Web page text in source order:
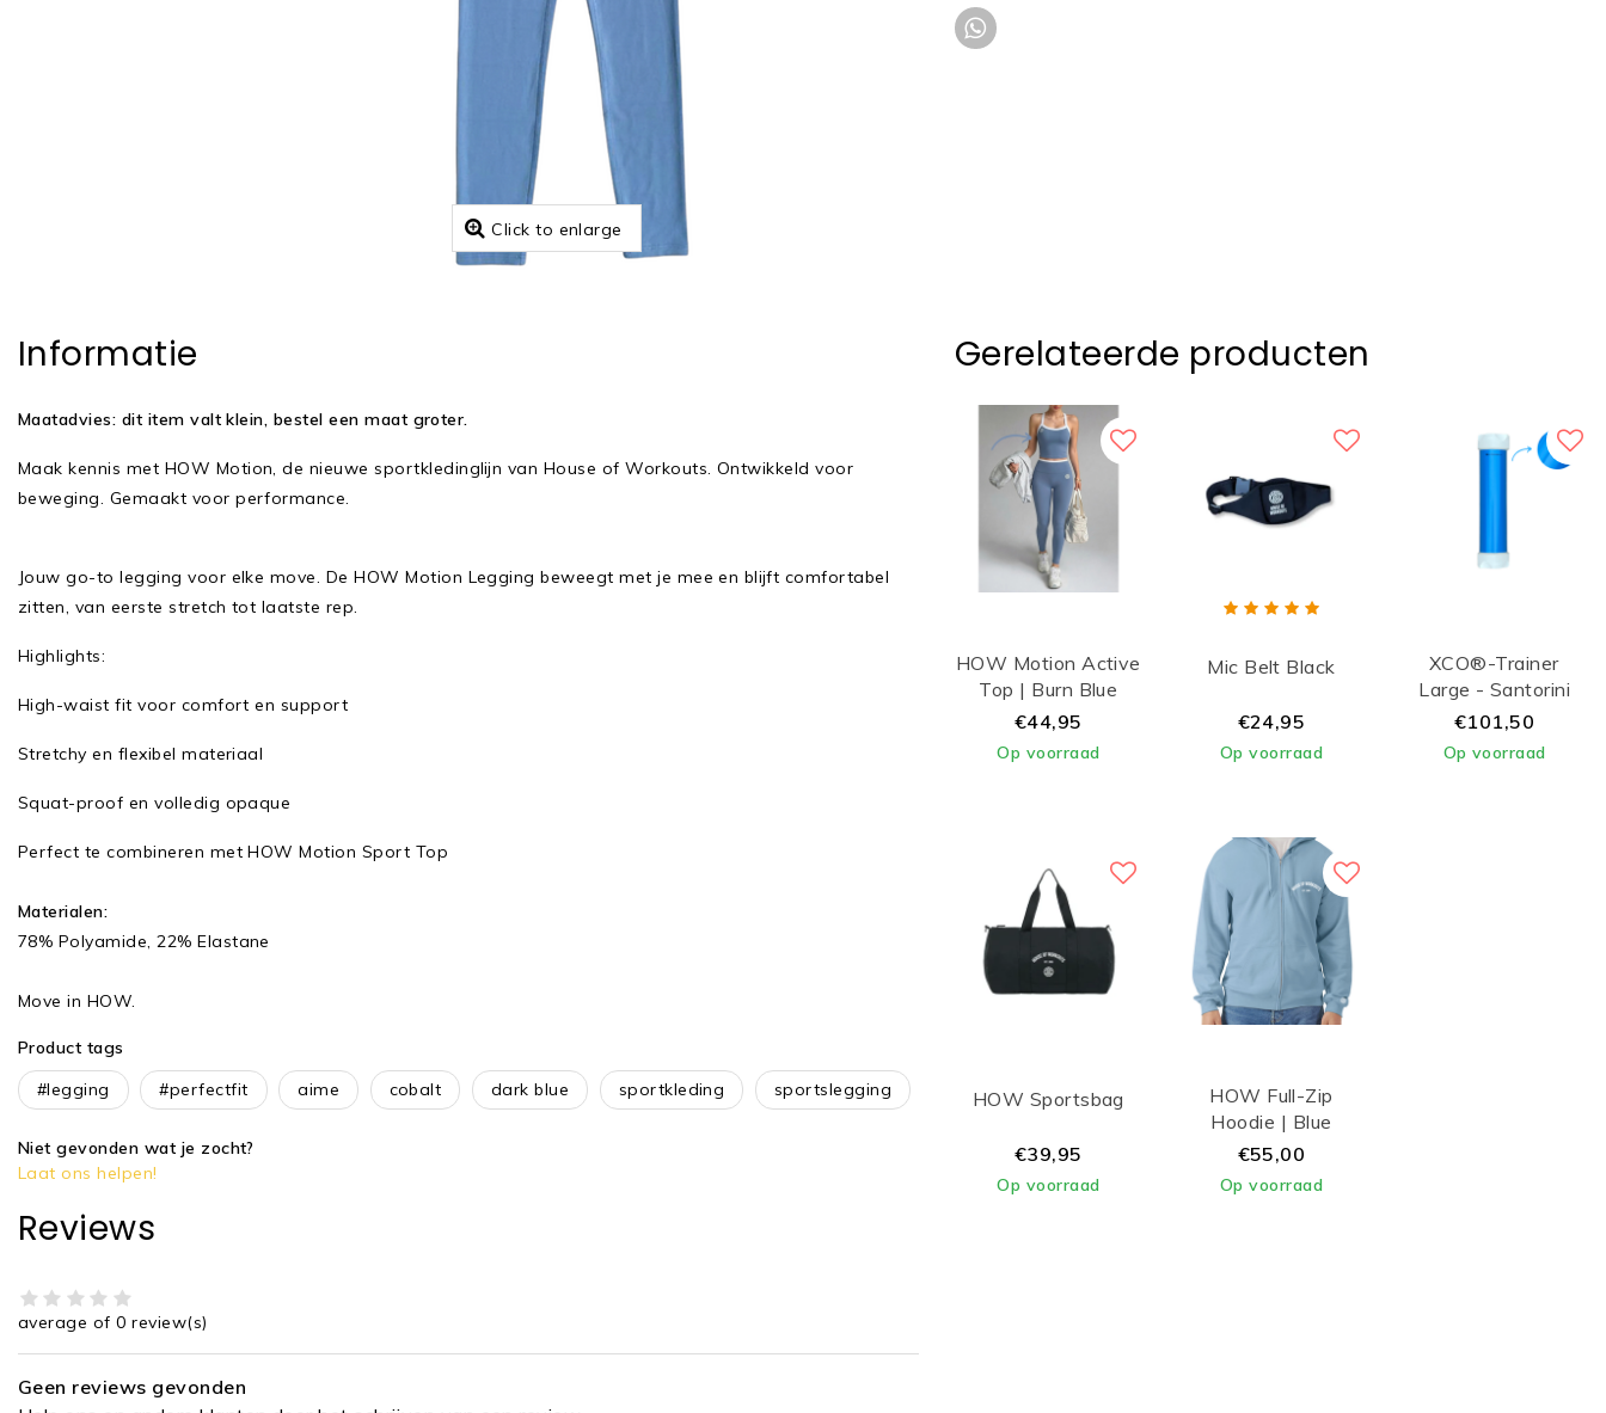
Click to enlarge
Informatie
Maatadvies: dit item valt klein, bestel een maat groter.
Maak kennis met HOW Motion, de nieuwe sportkledinglijn van House of Workouts. Ontwikkeld voor
beweging. Gemaakt voor performance.
Jouw go-to legging voor elke move. De HOW Motion Legging beweegt met je mee en blijft comfortabel
zitten, van eerste stretch tot laatste rep.
Highlights:
High-waist fit voor comfort en support
Stretchy en flexibel materiaal
Squat-proof en volledig opaque
Perfect te combineren met HOW Motion Sport Top
Materialen:
78% Polyamide, 22% Elastane
Move in HOW.
Product tags
#legging
#perfectfit aime cobalt dark blue sportkleding sportslegging
Niet gevonden wat je zocht?
Laat ons helpen!
Reviews
average of 0 review(s)
Geen reviews gevonden
Gerelateerde producten
HOW Motion Active
Top | Burn Blue
€44,95
Op voorraad
Mic Belt Black
€24,95
Op voorraad
XCO®-Trainer
Large - Santorini
Blue / White Lid
€101,50
Op voorraad
HOW Sportsbag
€39,95
Op voorraad
HOW Full-Zip
Hoodie | Blue
(Unisex)
€55,00
Op voorraad